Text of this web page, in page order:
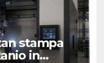
stampa
in